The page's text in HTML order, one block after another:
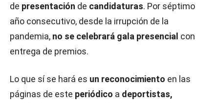
de presentación de candidaturas. Por séptimo
año consecutivo, desde la irrupción de la
pandemia, no se celebrará gala presencial con
entrega de premios.
Lo que sí se hará es un reconocimiento en las
páginas de este periódico a deportistas,